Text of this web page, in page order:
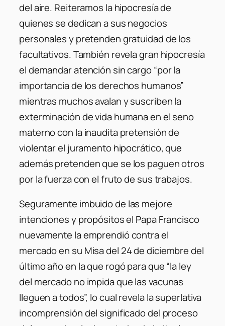
del aire. Reiteramos la hipocresía de
quienes se dedican a sus negocios
personales y pretenden gratuidad de los
facultativos. También revela gran hipocresía
el demandar atención sin cargo “por la
importancia de los derechos humanos”
mientras muchos avalan y suscriben la
exterminación de vida humana en el seno
materno con la inaudita pretensión de
violentar el juramento hipocrático, que
además pretenden que se los paguen otros
por la fuerza con el fruto de sus trabajos.
Seguramente imbuido de las mejore
intenciones y propósitos el Papa Francisco
nuevamente la emprendió contra el
mercado en su Misa del 24 de diciembre del
último año en la que rogó para que “la ley
del mercado no impida que las vacunas
lleguen a todos”, lo cual revela la superlativa
incomprensión del significado del proceso